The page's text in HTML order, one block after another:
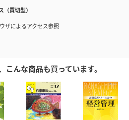
（買切型）
ザによるアクセス参照
こんな商品も買っています。